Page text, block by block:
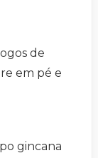
de
em pé e
gincana